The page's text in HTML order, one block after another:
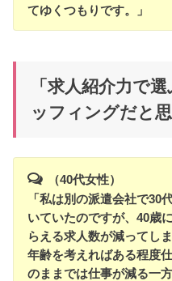
てゆくつもりです。」
「求人紹介力で
ッフィングだと思
（40代女性）
「私は別の派遣会社で30
いていたのですが、40歳
らえる求人数が減ってし
年齢を考えればある程度
のままでは仕事が減る一